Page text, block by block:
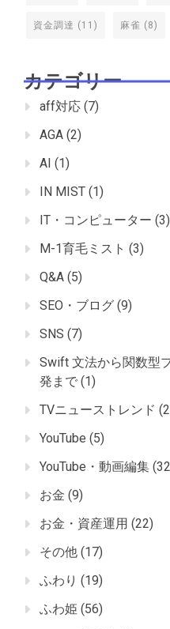
資金調達 (11) 麻雀 (8)
カテゴリー
aff対応 (7)
AGA (2)
AI (1)
IN MIST (1)
IT・コンピューター (3)
M-1育毛ミスト (3)
Q&A (5)
SEO・ブログ (9)
SNS (7)
Swift 文法から関数型
発まで (1)
TVニューストレンド
YouTube (5)
YouTube・動画編集
お金 (9)
お金・資産運用 (22)
その他 (17)
ふわり (19)
ふわ姫 (56)